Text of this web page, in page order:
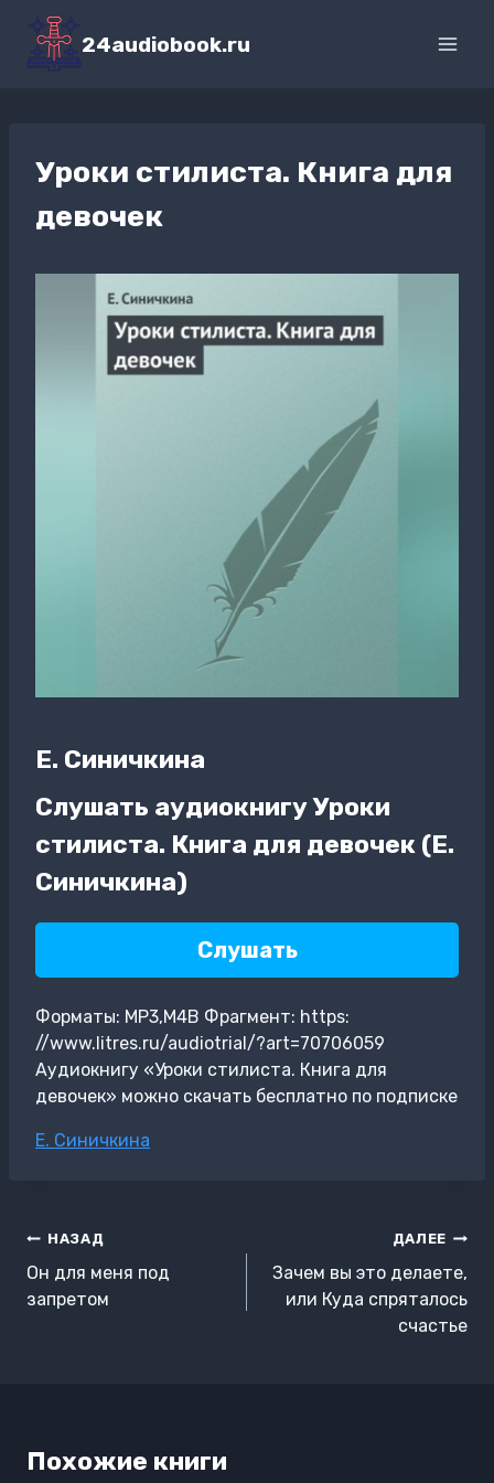
Перейти
содержимому
24audiobook.ru
Уроки стилиста. Книга для
девочек
Е. Синичкина
Слушать аудиокнигу Уроки
стилиста. Книга для девочек (Е.
Синичкина)
Слушать
Форматы: MP3,M4B Фрагмент: https:
//www.litres.ru/audiotrial/?art=70706059
Аудиокнигу «Уроки стилиста. Книга для
девочек» можно скачать бесплатно по подписке
Метки
Е. Синичкина
Навигация
по
записям
НАЗАД
Он для меня под
запретом
ДАЛЕЕ
Зачем вы это делаете,
или Куда спряталось
счастье
Похожие книги